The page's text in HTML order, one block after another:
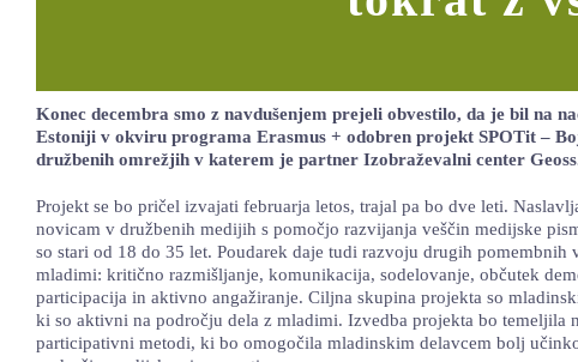
Konec decembra smo z navdušenjem prejeli obvestilo, da je bil na
Estoniji v okviru programa Erasmus + odobren projekt SPOTit –
družbenih omrežjih v katerem je partner Izobraževalni center
Projekt se bo pričel izvajati februarja letos, trajal pa bo dve leti.
novicam v družbenih medijih s pomočjo razvijanja veščin medijske
so stari od 18 do 35 let. Poudarek daje tudi razvoju drugih pomembnih
mladimi: kritično razmišljanje, komunikacija, sodelovanje, občutek
participacija in aktivno angažiranje. Ciljna skupina projekta so
ki so aktivni na področju dela z mladimi. Izvedba projekta bo temeljila
participativni metodi, ki bo omogočila mladinskim delavcem bolj